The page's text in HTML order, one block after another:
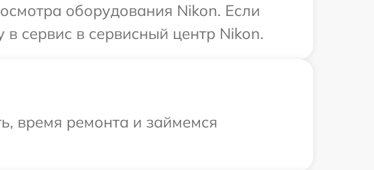
оборудования Nikon. Если
сервис в сервисный центр Nikon.
время ремонта и займемся